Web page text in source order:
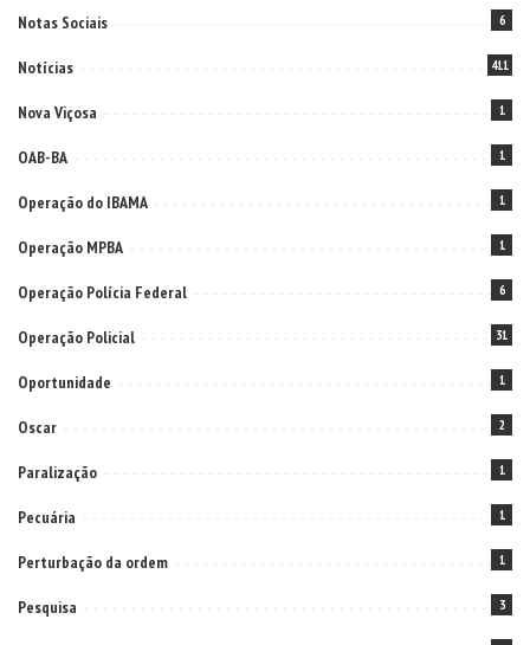
Notas Sociais 6
Notícias 411
Nova Viçosa 1
OAB-BA 1
Operação do IBAMA 1
Operação MPBA 1
Operação Polícia Federal 6
Operação Policial 31
Oportunidade 1
Oscar 2
Paralização 1
Pecuária 1
Perturbação da ordem 1
Pesquisa 3